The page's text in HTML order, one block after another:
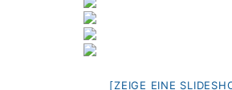
[ZEIGE EINE